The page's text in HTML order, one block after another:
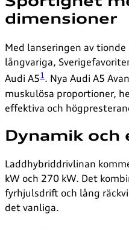
dimensioner
Med lanseringen av
långvariga,
Audi A51. Nya Audi A5
muskulösa proportioner,
effektiva och
Dynamik
Laddhybriddrivlinan
kW och 270 kW. Det
fyrhjulsdrift och lång
det vanliga.